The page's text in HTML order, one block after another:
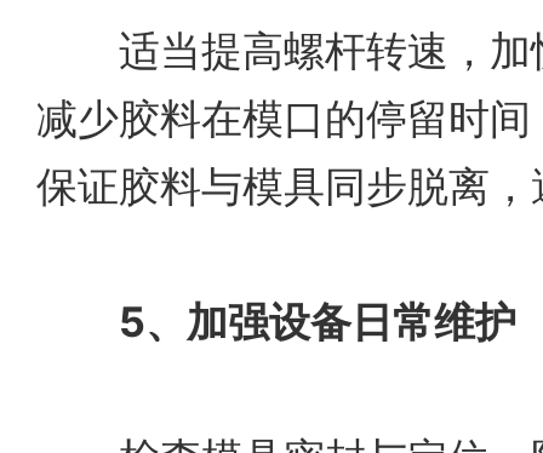
适当提高螺杆转速，加
减少胶料在模口的停留时
保证胶料与模具同步脱离
5、加强设备日常维护